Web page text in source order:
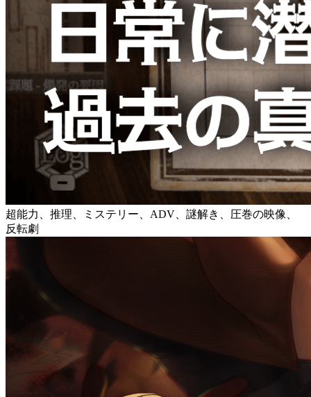
超能力、推理、ミステリー、ADV、謎解き、圧巻の映像、
反転劇